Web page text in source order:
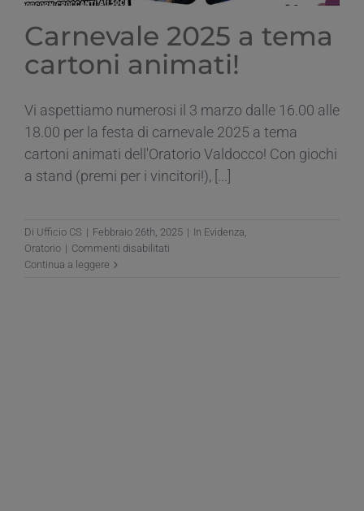
Contatti
Carnevale 2025 a tema
cartoni animati!
Vi aspettiamo numerosi il 3 marzo dalle 16.00 alle
18.00 per la festa di carnevale 2025 a tema
cartoni animati dell'Oratorio Valdocco! Con giochi
a stand (premi per i vincitori!), [...]
Di Ufficio CS | Febbraio 26th, 2025 | In Evidenza,
Oratorio | Commenti disabilitati
Continua a leggere